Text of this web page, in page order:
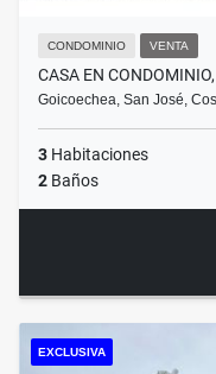
CONDOMINIO VENTA
CASA EN
Goicoechea, San José,
3 Habitaciones
2 Baños
EXCLUSIVA